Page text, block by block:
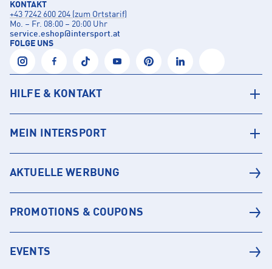
KONTAKT
+43 7242 600 204 (zum Ortstarif)
Mo. – Fr. 08:00 – 20:00 Uhr
service.eshop@intersport.at
FOLGE UNS
HILFE & KONTAKT
MEIN INTERSPORT
AKTUELLE WERBUNG
PROMOTIONS & COUPONS
EVENTS